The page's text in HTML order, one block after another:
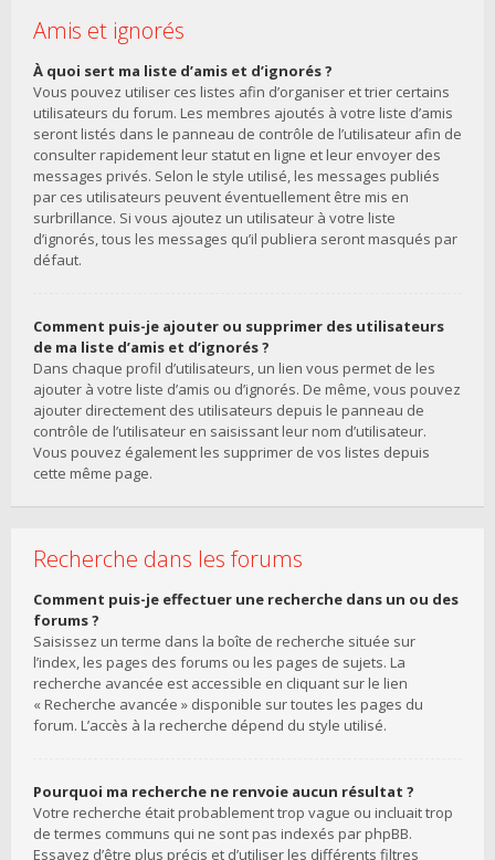
Amis et ignorés
À quoi sert ma liste d’amis et d’ignorés ?
Vous pouvez utiliser ces listes afin d’organiser et trier certains
utilisateurs du forum. Les membres ajoutés à votre liste d’amis
seront listés dans le panneau de contrôle de l’utilisateur afin de
consulter rapidement leur statut en ligne et leur envoyer des
messages privés. Selon le style utilisé, les messages publiés
par ces utilisateurs peuvent éventuellement être mis en
surbrillance. Si vous ajoutez un utilisateur à votre liste
d’ignorés, tous les messages qu’il publiera seront masqués par
défaut.
Comment puis-je ajouter ou supprimer des utilisateurs
de ma liste d’amis et d’ignorés ?
Dans chaque profil d’utilisateurs, un lien vous permet de les
ajouter à votre liste d’amis ou d’ignorés. De même, vous pouvez
ajouter directement des utilisateurs depuis le panneau de
contrôle de l’utilisateur en saisissant leur nom d’utilisateur.
Vous pouvez également les supprimer de vos listes depuis
cette même page.
Recherche dans les forums
Comment puis-je effectuer une recherche dans un ou des
forums ?
Saisissez un terme dans la boîte de recherche située sur
l’index, les pages des forums ou les pages de sujets. La
recherche avancée est accessible en cliquant sur le lien
« Recherche avancée » disponible sur toutes les pages du
forum. L’accès à la recherche dépend du style utilisé.
Pourquoi ma recherche ne renvoie aucun résultat ?
Votre recherche était probablement trop vague ou incluait trop
de termes communs qui ne sont pas indexés par phpBB.
Essayez d’être plus précis et d’utiliser les différents filtres